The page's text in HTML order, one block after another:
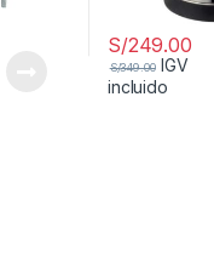
S/249.00
S/349.00 IGV
incluido